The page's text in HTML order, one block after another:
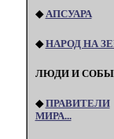
◆ АПСУАРА
◆НАРОД НА
ЛЮДИ И
◆ПРАВИТЕЛИ
МИРА...